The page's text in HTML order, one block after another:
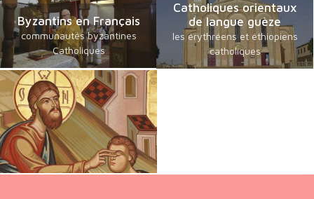
Byzantins en Français
communautés byzantines
Catholiques
Catholiques orientaux
de langue guèze
les érythréens et éthiopiens
catholiques